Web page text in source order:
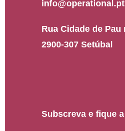
info@operational.pt
Rua Cidade de Pau
2900-307 Setúbal
Subscreva e fique